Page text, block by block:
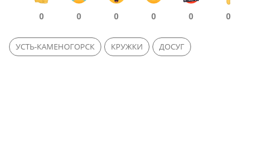
0 0 0 0 0 0
УСТЬ-КАМЕНОГОРСК КРУЖКИ ДОСУГ